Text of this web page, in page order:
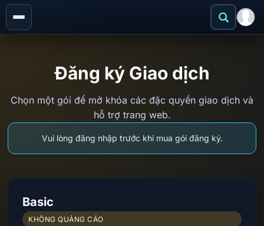
Đăng ký Giao dịch
Chọn một gói để mở khóa các đặc quyền giao dịch và
hỗ trợ trang web.
Vui lòng đăng nhập trước khi mua gói đăng ký.
Basic
KHÔNG QUẢNG CÁO